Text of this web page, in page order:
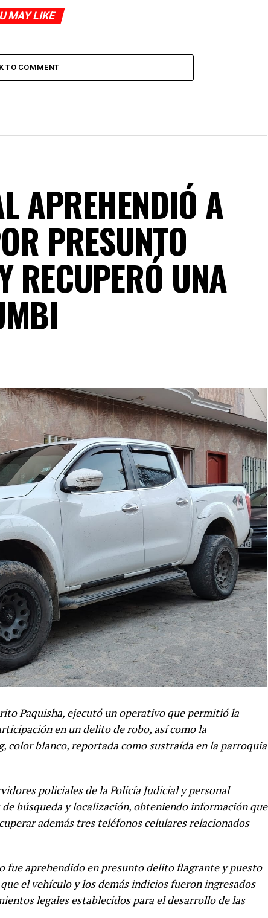
MAY LIKE
TO COMMENT
APREHENDIÓ A
PRESUNTO
RECUPERÓ UNA
Paquisha, ejecutó un operativo que permitió la
en un delito de robo, así como la
color blanco, reportada como sustraída en la parroquia
policiales de la Policía Judicial y personal
búsqueda y localización, obteniendo información que
además tres teléfonos celulares relacionados
fue aprehendido en presunto delito flagrante y puesto
el vehículo y los demás indicios fueron ingresados
legales establecidos para el desarrollo de las